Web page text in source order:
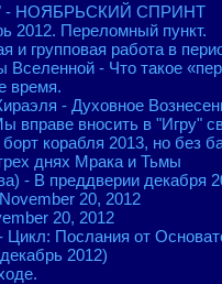
- НОЯБРЬСКИЙ СПРИНТ
2012. Переломный пункт.
и групповая работа в
- Что такое
время.
- Духовное
вправе вносить в "Игру"
корабля 2013, но без
днях Мрака и Тьмы
- В преддверии декабря
20, 2012
20, 2012
Цикл: Послания от
2012)